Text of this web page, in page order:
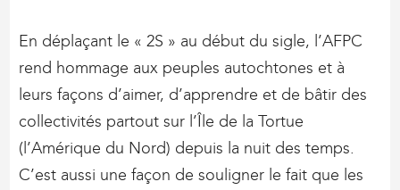
En déplaçant le « 2S » au début du sigle, l’AFPC
rend hommage aux peuples autochtones et à
leurs façons d’aimer, d’apprendre et de bâtir des
collectivités partout sur l’Île de la Tortue
(l’Amérique du Nord) depuis la nuit des temps.
C’est aussi une façon de souligner le fait que les